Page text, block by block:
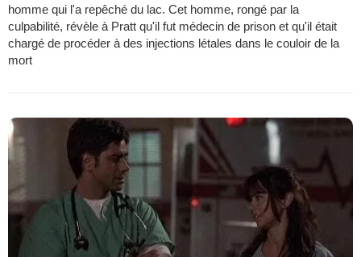
homme qui l'a repêché du lac. Cet homme, rongé par la
culpabilité, révèle à Pratt qu'il fut médecin de prison et qu'il était
chargé de procéder à des injections létales dans le couloir de la
mort